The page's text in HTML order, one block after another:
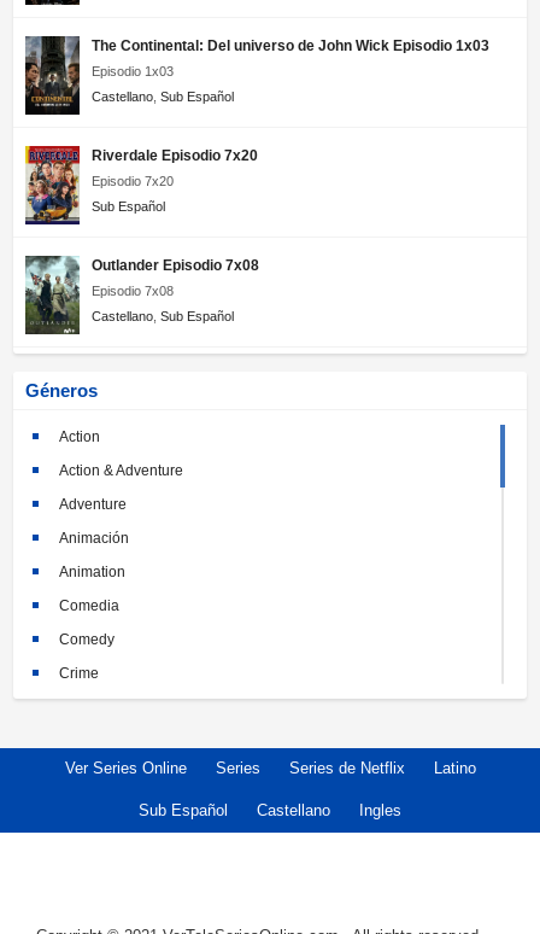
The Continental: Del universo de John Wick Episodio 1x03
Episodio 1x03
Castellano Sub Español
Riverdale Episodio 7x20
Episodio 7x20
Sub Español
Outlander Episodio 7x08
Episodio 7x08
Castellano Sub Español
Géneros
Action
Action & Adventure
Adventure
Animación
Animation
Comedia
Comedy
Crime
Documentary
Ver Series Online Series Series de Netflix Latino
Sub Español Castellano Ingles